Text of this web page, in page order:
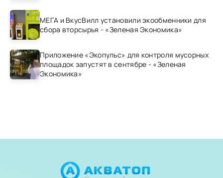
МЕГА и ВкусВилл установили экообменники для
сбора вторсырья - «Зеленая Экономика»
Приложение «Экопульс» для контроля мусорных
площадок запустят в сентябре - «Зеленая
Экономика»